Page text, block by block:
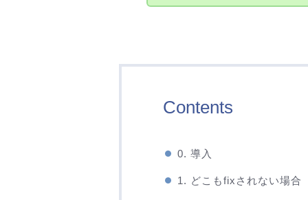
Contents
0. 導入
1. どこもfixされない場合